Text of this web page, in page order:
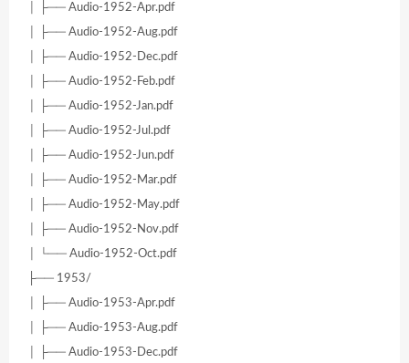
│ ├── Audio-1952-Apr.pdf
│ ├── Audio-1952-Aug.pdf
│ ├── Audio-1952-Dec.pdf
│ ├── Audio-1952-Feb.pdf
│ ├── Audio-1952-Jan.pdf
│ ├── Audio-1952-Jul.pdf
│ ├── Audio-1952-Jun.pdf
│ ├── Audio-1952-Mar.pdf
│ ├── Audio-1952-May.pdf
│ ├── Audio-1952-Nov.pdf
│ └── Audio-1952-Oct.pdf
├── 1953/
│ ├── Audio-1953-Apr.pdf
│ ├── Audio-1953-Aug.pdf
│ ├── Audio-1953-Dec.pdf